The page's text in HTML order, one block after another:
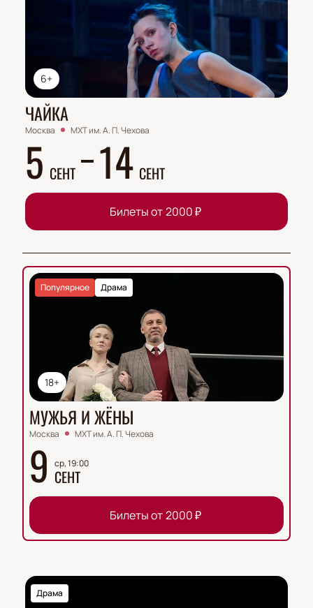
Татьяна Курьянова, Дарья
Затеева, Диана Морозова
6+
ЧАЙКА
Москва МХТ им. А. П. Чехова
5 СЕНТ 14 СЕНТ
Билеты от 2000₽
18+
Драма
Популярное
МУЖЬЯ И ЖЁНЫ
Москва МХТ им. А. П. Чехова
9 ср, 19:00
СЕНТ
Билеты от 2000₽
Драма